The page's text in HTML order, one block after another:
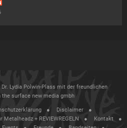
Lydia Polwin-Plass mit der freundlichen
the surface new media gmbh
Disclaimer
+ REVIEWREGELN
Kontakt